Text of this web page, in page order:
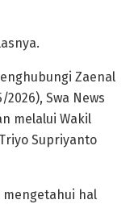
Zaenal
Swa News
melalui Wakil
Supriyanto
mengetahui hal